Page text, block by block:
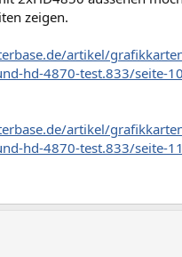
zeigen.
artikel/
hd-4870-test.833/seite-10
artikel/
hd-4870-test.833/seite-11